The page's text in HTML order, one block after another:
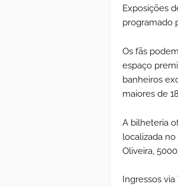
Exposições
programado
Os fãs
espaço
banheiros
maiores de
A bilheteria
localizada
Oliveira,
Ingressos